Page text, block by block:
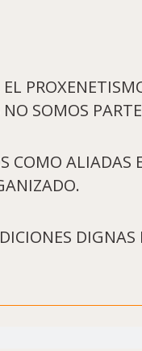
SOMOS
COMO
DIGNAS